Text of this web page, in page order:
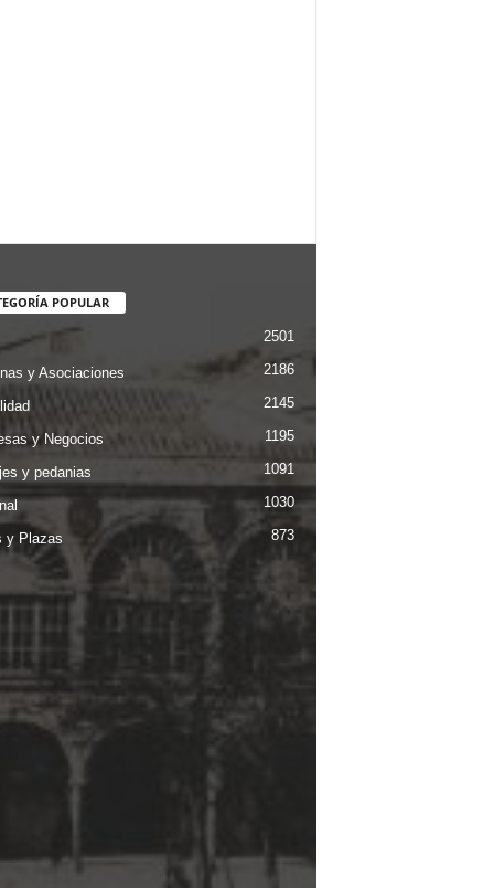
POPULAR
2501
y Asociaciones 2186
2145
y Negocios 1195
y pedanias 1091
1030
y Plazas 873